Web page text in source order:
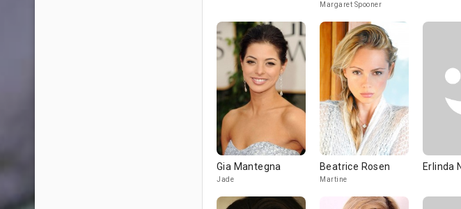
Margaret Spooner
Gia Mantegna
Jade
Beatrice Rosen
Martine
Erlinda